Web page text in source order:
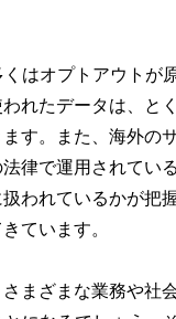
はオプトアウトが
れたデータは、と
す。また、海外の
律で運用されてい
われているかが把
ています。
まざまな業務や社